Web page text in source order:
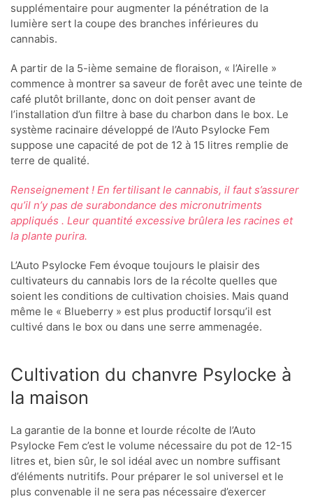
supplémentaire pour augmenter la pénétration de la
lumière sert la coupe des branches inférieures du
cannabis.
A partir de la 5-ième semaine de floraison, « l’Airelle »
commence à montrer sa saveur de forêt avec une teinte de
café plutôt brillante, donc on doit penser avant de
l’installation d’un filtre à base du charbon dans le box. Le
système racinaire développé de l’Auto Psylocke Fem
suppose une capacité de pot de 12 à 15 litres remplie de
terre de qualité.
Renseignement ! En fertilisant le cannabis, il faut s’assurer
qu’il n’y pas de surabondance des micronutriments
appliqués . Leur quantité excessive brûlera les racines et
la plante purira.
L’Auto Psylocke Fem évoque toujours le plaisir des
cultivateurs du cannabis lors de la récolte quelles que
soient les conditions de cultivation choisies. Mais quand
même le « Blueberry » est plus productif lorsqu’il est
cultivé dans le box ou dans une serre ammenagée.
Cultivation du chanvre Psylocke à
la maison
La garantie de la bonne et lourde récolte de l’Auto
Psylocke Fem c’est le volume nécessaire du pot de 12-15
litres et, bien sûr, le sol idéal avec un nombre suffisant
d’éléments nutritifs. Pour préparer le sol universel et le
plus convenable il ne sera pas nécessaire d’exercer